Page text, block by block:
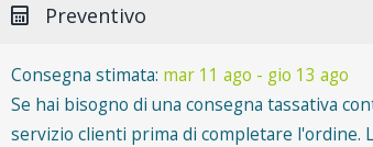
Preventivo
Consegna stimata: mar 11 ago - gio 13 ago
Se hai bisogno di una consegna tassativa
servizio clienti prima di completare l'ordine.